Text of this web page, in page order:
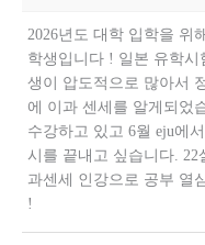
2026년도 대학 입학을 위
학생입니다 ! 일본 유학
생이 압도적으로 많아서
에 이과 센세를 알게되었
수강하고 있고 6월 eju에
시를 끝내고 싶습니다. 22
과센세 인강으로 공부 열
!